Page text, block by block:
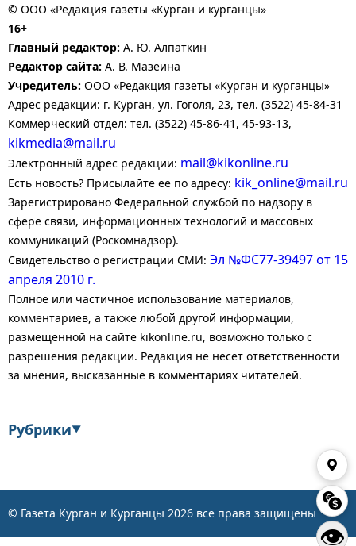
👁
© ООО «Редакция газеты «Курган и курганцы»
16+
Главный редактор: А. Ю. Алпаткин
Редактор сайта: А. В. Мазеина
Учредитель: ООО «Редакция газеты «Курган и курганцы»
Адрес редакции: г. Курган, ул. Гоголя, 23, тел. (3522) 45-84-31
Коммерческий отдел: тел. (3522) 45-86-41, 45-93-13,
kikmedia@mail.ru
Электронный адрес редакции: mail@kikonline.ru
Есть новость? Присылайте ее по адресу: kik_online@mail.ru
Зарегистрировано Федеральной службой по надзору в
сфере связи, информационных технологий и массовых
коммуникаций (Роскомнадзор).
Свидетельство о регистрации СМИ: Эл №ФС77-39497 от 15
апреля 2010 г.
Полное или частичное использование материалов,
комментариев, а также любой другой информации,
размещенной на сайте kikonline.ru, возможно только с
разрешения редакции. Редакция не несет ответственности
за мнения, высказанные в комментариях читателей.
Рубрики▼
Энергетика
Транспорт
© Газета Курган и Курганцы 2026 все права защищены